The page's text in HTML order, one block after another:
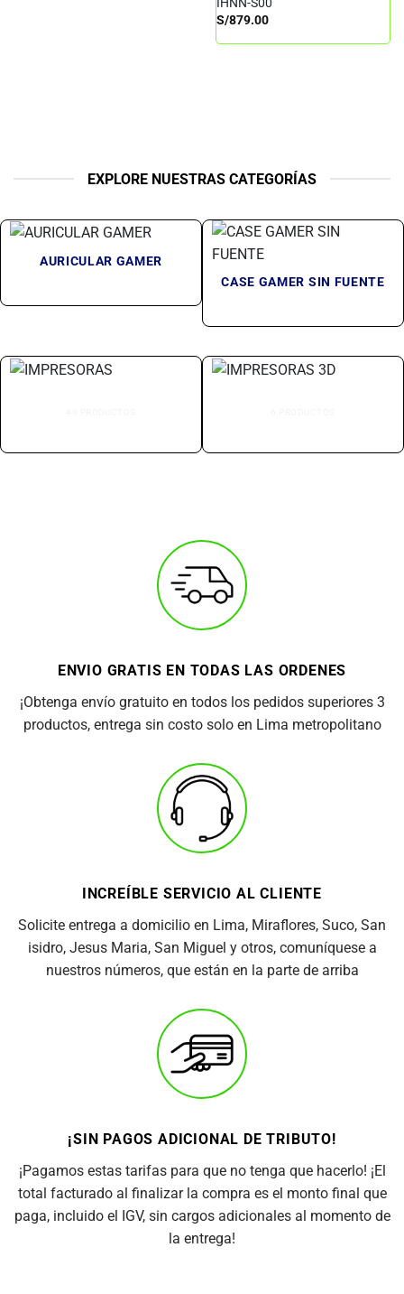
S/879.00
EXPLORE NUESTRAS CATEGORÍAS
AURICULAR GAMER
CASE GAMER SIN FUENTE
ENVIO GRATIS EN TODAS LAS ORDENES
¡Obtenga envío gratuito en todos los pedidos superiores 3
productos, entrega sin costo solo en Lima metropolitano
INCREÍBLE SERVICIO AL CLIENTE
Solicite entrega a domicilio en Lima, Miraflores, Suco, San
isidro, Jesus Maria, San Miguel y otros, comuníquese a
nuestros números, que están en la parte de arriba
¡SIN PAGOS ADICIONAL DE TRIBUTO!
¡Pagamos estas tarifas para que no tenga que hacerlo! ¡El
total facturado al finalizar la compra es el monto final que
paga, incluido el IGV, sin cargos adicionales al momento de
la entrega!